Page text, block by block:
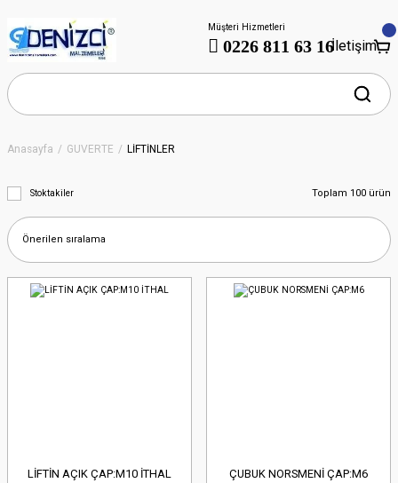
Müşteri Hizmetleri
0226 811 63 16İletişim
Anasayfa GÜVERTE LİFTİNLER
Stoktakiler Toplam 100 ürün
LİFTİN AÇIK ÇAP:M10 İTHAL ÇUBUK NORSMENİ ÇAP:M6